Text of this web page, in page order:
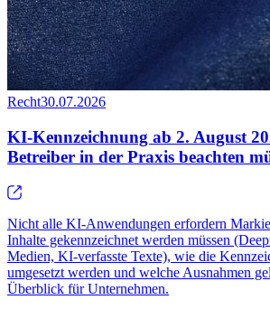
Recht30.07.2026
KI-Kennzeichnung ab 2. August
Betreiber in der Praxis beachten
Nicht alle KI-Anwendungen erfordern
Inhalte gekennzeichnet werden müssen
Medien, KI-verfasste Texte), wie die
umgesetzt werden und welche Ausnahmen
Überblick für Unternehmen.